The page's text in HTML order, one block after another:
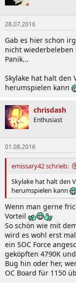
Internal
connector
1x
6x
1x
1x
1x
1x
1x
1x
1x
1x
1x
1x
1x
1x
1x
1x
1x
1x
1x
1x
1x
28.07.2016
Gab es hier schon
nicht wiederbeleben
Panik...
Skylake hat halt den
herumspielen kann
chrisdash
Enthusiast
01.08.2016
emissary42 schrieb:
Skylake hat halt den
herumspielen kann
Wenn man gerne
Vorteil
So schön wie mit
wird es wohl erst
ein SOC Force
geköpften 4790K
Bug hin oder her,
OC Board für 1150